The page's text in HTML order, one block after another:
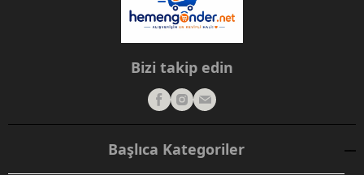
Bizi takip edin
Başlıca Kategoriler